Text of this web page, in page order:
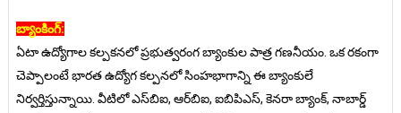
బ్యాంకింగ్‌:
ఏటా ఉద్యోగాల కల్పకనలో ప్రభుత్వరంగ బ్యాంకుల పాత్ర గణనీయం. ఒక రకంగా
చెప్పాలంటే భారత ఉద్యోగ కల్పనలో సింహభాగాన్ని ఈ బ్యాంకులే
నిర్వర్తిస్తున్నాయి. వీటిలో ఎస్‌బిఐ, ఆర్‌బిఐ, ఐబిపిఎస్‌, కెనరా బ్యాంక్‌, నాబార్డ్‌